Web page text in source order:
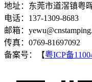
地址：东莞市道滘镇粤
电话：137-1309-8683
邮箱：
传真：0769-81697092
备案号：【粤ICP备